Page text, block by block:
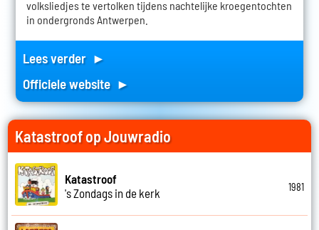
volksliedjes te vertolken tijdens nachtelijke kroegentochten
in ondergronds Antwerpen.
Lees verder ►
Officiele website ►
Katastroof op Jouwradio
Katastroof
's Zondags in de kerk
1981